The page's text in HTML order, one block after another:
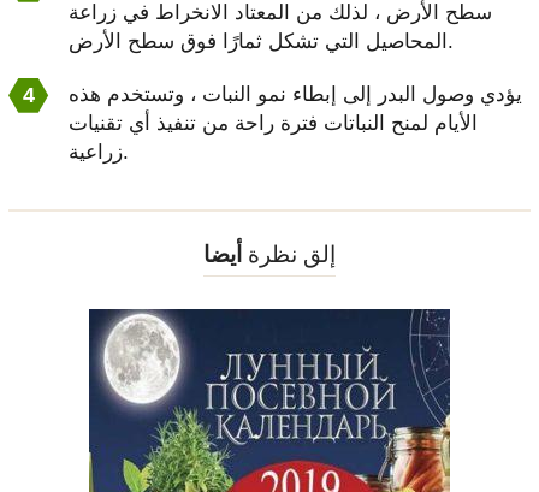
سطح الأرض ، لذلك من المعتاد الانخراط في زراعة
المحاصيل التي تشكل ثمارًا فوق سطح الأرض.
يؤدي وصول البدر إلى إبطاء نمو النبات ، وتستخدم هذه
الأيام لمنح النباتات فترة راحة من تنفيذ أي تقنيات
زراعية.
إلق نظرة أيضا